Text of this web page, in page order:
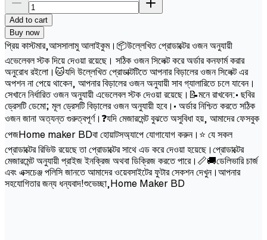
Add to cart
Buy now
প্রিয় কাস্টমার,আসসালামু আলাইকুম।📦উল্লেখিত প্রোডাক্টের ওজন অনুযায়ী
এভেলেবল স্টক দিয়ে দেওয়া রয়েছে। সঠিক ওজন সিলেক্ট করে অর্ডার কনফার্ম করার
অনুরোধ রইলো।🐱যদি উল্লেখিত প্রোডাক্টটিতে আপনার বিড়ালের ওজন সিলেক্ট এর
অপশন না পেয়ে থাকেন, আপনার বিড়ালের ওজন অনুযায়ী সাব গ্যালারিতে চলে যাবেন।
সেখানে নির্ধারিত ওজন অনুযায়ী এভেলেবল স্টক দেওয়া রয়েছে।📝মনে রাখবেন:• ছবির
ড্রেসটি ডেমো; মূল ড্রেসটি বিড়ালের ওজন অনুযায়ী হবে।• অর্ডার নিশ্চিত করতে সঠিক
ওজন জানা অত্যন্ত গুরুত্বপূর্ণ।❓যদি মেজারমেন্ট বুঝতে অসুবিধা হয়, আমাদের ফেসবুক
পেজHome maker BDবা হোয়াটসঅ্যাপে যোগাযোগ করুন।⭐ যে সকল
প্রোডাক্টের রিভিউ রয়েছে তা প্রোডাক্টের সাথে এড করে দেওয়া হয়েছে।প্রোডাক্টের
মেজারমেন্ট অনুযায়ী প্রাইজ ইনক্রিজ অথবা ডিক্রিজ করতে পারে।📏🚚ডেলিভারি চার্জ
এবং এক্সচেঞ্জ পলিসি জানতে আমাদের ওয়েবসাইটের ফুটার সেকশন দেখুন।আপনার
সহযোগিতার জন্য ধন্যবাদ!শুভেচ্ছা,Home Maker BD